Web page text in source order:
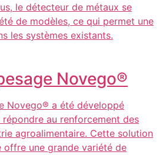
le détecteur de métaux se
de modèles, ce qui permet une
les systèmes existants.
Novego®
Novego® a été développé
au renforcement des
agroalimentaire. Cette solution
offre une grande variété de